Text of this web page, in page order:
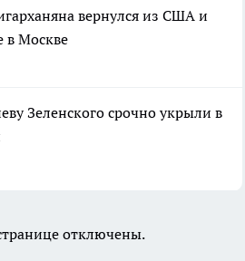
вернулся из США и
в Москве
Зеленского срочно укрыли в
отключены.